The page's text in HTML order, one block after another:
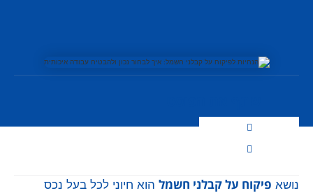
נושא פיקוח על קבלני חשמלהוא חיוני לכל בעל נכס